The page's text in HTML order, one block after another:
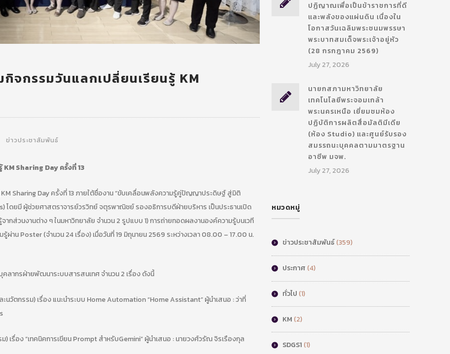
กรรมวันแลกเปลี่ยนเรียนรู้ KM
ข่าวประชาสัมพันธ์
Sharing Day ครั้งที่ 13
Sharing Day ครั้งที่ 13 ภายใต้ชื่องาน “ขับเคลื่อนพลังความรู้คู่ปัญญาประดิษฐ์ สู่มิติ
โดยมี ผู้ช่วยศาสตราจารย์วรวิทย์ จตุรพาณิชย์ รองอธิการบดีฝ่ายบริหาร เป็นประธานเปิด
กส่วนงานต่าง ๆ ในมหาวิทยาลัย จำนวน 2 รูปแบบ 1) การถ่ายทอดผลงานองค์ความรู้บนเวที
ผ่าน Poster (จำนวน 24 เรื่อง) เมื่อวันที่ 19 มิถุนายน 2569 ระหว่างเวลา 08.00 – 17.00 น.
ลากรฝ่ายพัฒนาระบบสารสนเทศ จำนวน 2 เรื่อง ดังนี้
นวัตกรรม) เรื่อง แนะนำระบบ Home Automation “Home Assistant” ผู้นำเสนอ : ว่าที่
เรื่อง “เทคนิคการเขียน Prompt สำหรับGemini” ผู้นำเสนอ : นายวงศ์วรัณ จิรเรืองกุล
ปฏิญาณเพื่อเป็นข้าราชการที่ดี
และพลังของแผ่นดิน เนื่องใน
โอกาสวันเฉลิมพระชนมพรรษา
พระบาทสมเด็จพระเจ้าอยู่หัว
(28 กรกฎาคม 2569)
July 27, 2026
นายกสภามหาวิทยาลัย
เทคโนโลยีพระจอมเกล้า
พระนครเหนือ เยี่ยมชมห้อง
ปฏิบัติการผลิตสื่อมัลติมีเดีย
(ห้อง Studio) และศูนย์รับรอง
สมรรถนะบุคคลตามมาตรฐาน
อาชีพ มจพ.
July 27, 2026
หมวดหมู่
ข่าวประชาสัมพันธ์(359)
ประกาศ (4)
ทั่วไป (1)
KM (2)
SDGS1 (1)